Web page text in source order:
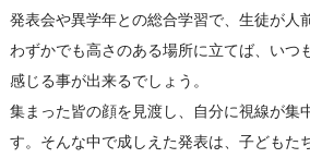
発表会や異学年との総合学習で、生徒が人
わずかでも高さのある場所に立てば、いつ
感じる事が出来るでしょう。
集まった皆の顔を見渡し、自分に視線が集
す。そんな中で成しえた発表は、子どもた